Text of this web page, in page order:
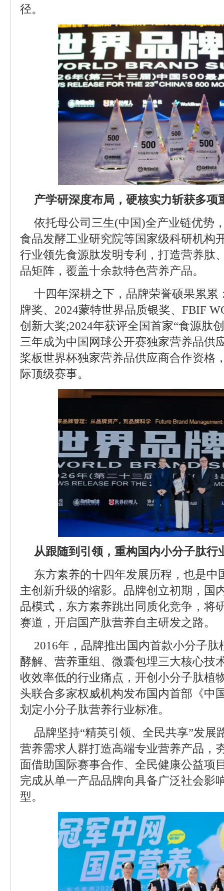
径。
产学研深度布局，硬核实力斩获多项
依托母公司三生(中国)全产业链优势
食品发酵工业研究院等国家级科研机构
行业领先食源肽发明专利，打造营养肽
品矩阵，覆盖十余款特色营养产品。
十四年深耕之下，品牌荣誉硕果累累
牌奖、2024蒙特世界品质银奖、FBIF
创新大奖;2024年获评全国首家“食源肽
三年成为中国网球公开赛独家营养品供
桨板世界杯独家营养品供应商合作资格
际顶级赛事。
从跟随到引领，重构国内小分子肽行
东方素养的十四年发展历程，也是中
主创新升级的缩影。品牌创立初期，国
品模式，东方素养跳出同质化竞争，将
赛道，开启国产肽营养自主研发之路。
2016年，品牌推出国内首款小分子
酵解、营养重组、微囊包埋三大核心技
收效率低的行业痛点，开创小分子肽植
头联合多家权威机构发布国内首部《中
划定小分子肽营养行业标准。
品牌坚持“精英引领、全民共享”发展
营养需求人群打造高端专业营养产品，
面借助国际赛事合作、全民健康公益项
完成从单一产品品牌向具备广泛社会影
型。